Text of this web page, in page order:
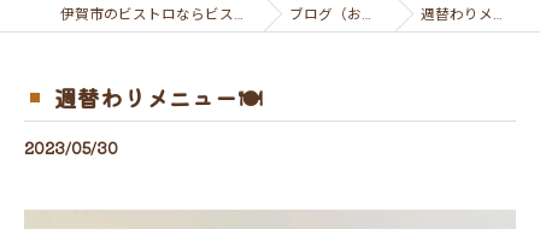
伊賀市のビストロならビストロ マルシェ ブログ（お知らせ） 週替わりメニュー🍽
週替わりメニュー🍽
2023/05/30